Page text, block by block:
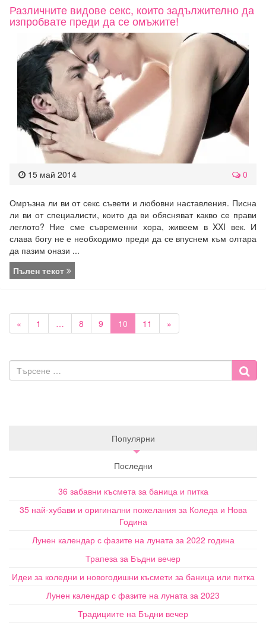
Различните видове секс, които задължително да
изпробвате преди да се омъжите!
15 май 2014 0
Омръзна ли ви от секс съвети и любовни наставления. Писна
ли ви от специалисти, които да ви обясняват какво се прави
леглото? Ние сме съвременни хора, живеем в XXI век. И
слава богу не е необходимо преди да се впуснем към олтара
да пазим онази ...
Пълен текст
« 1 … 8 9 10 11 »
Популярни
Последни
36 забавни късмета за баница и питка
35 най-хубави и оригинални пожелания за Коледа и Нова
Година
Лунен календар с фазите на луната за 2022 година
Трапеза за Бъдни вечер
Идеи за коледни и новогодишни късмети за баница или питка
Лунен календар с фазите на луната за 2023
Традициите на Бъдни вечер